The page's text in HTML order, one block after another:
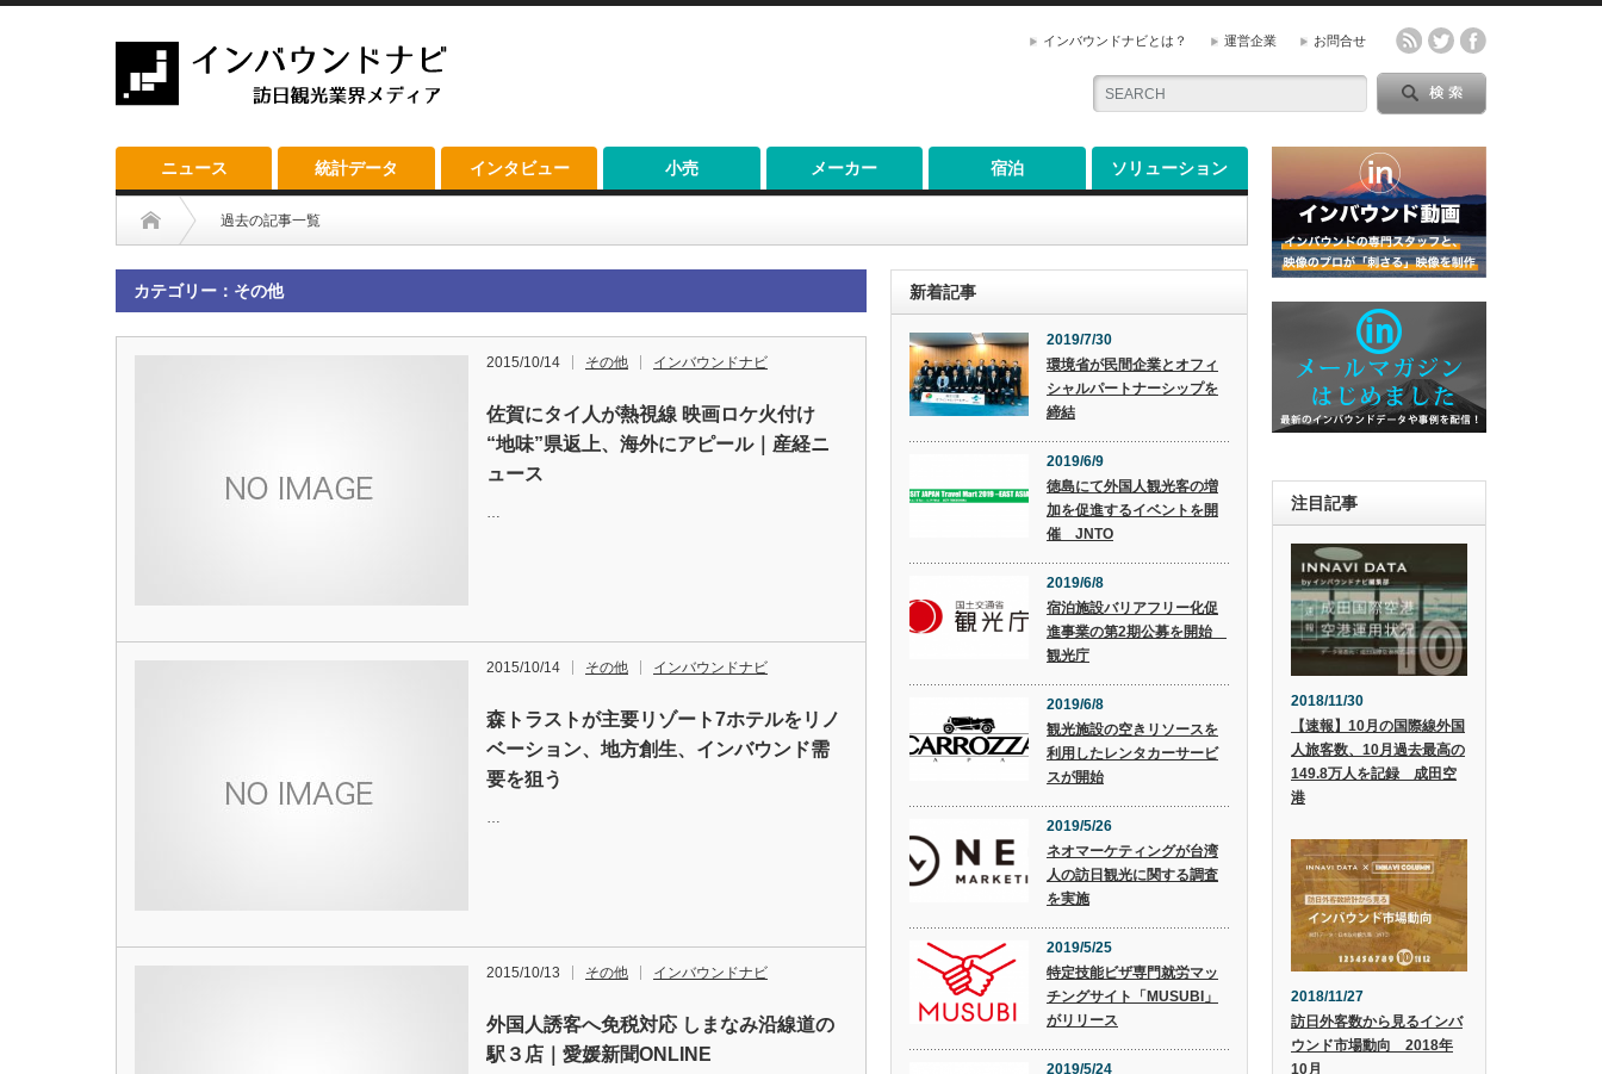
インバウンドナビとは？ 運営企業 お問合せ
ニュース 統計データ インタビュー 小売 メーカー 宿泊 ソリューション
過去の記事一覧
カテゴリー：その他
2015/10/14 その他 インバウンドナビ
佐賀にタイ人が熱視線 映画ロケ火付け
“地味”県返上、海外にアピール｜産経ニ
ュース
…
2015/10/14 その他 インバウンドナビ
森トラストが主要リゾート7ホテルをリノ
ベーション、地方創生、インバウンド需
要を狙う
…
2015/10/13 その他 インバウンドナビ
外国人誘客へ免税対応 しまなみ沿線道の
駅３店｜愛媛新聞ONLINE
新着記事
2019/7/30
環境省が民間企業とオフィ
シャルパートナーシップを
締結
2019/6/9
徳島にて外国人観光客の増
加を促進するイベントを開
催 JNTO
2019/6/8
宿泊施設バリアフリー化促
進事業の第2期公募を開始
観光庁
2019/6/8
観光施設の空きリソースを
利用したレンタカーサービ
スが開始
2019/5/26
ネオマーケティングが台湾
人の訪日観光に関する調査
を実施
2019/5/25
特定技能ビザ専門就労マッ
チングサイト「MUSUBI」
がリリース
2019/5/24
注目記事
2018/11/30
【速報】10月の国際線外国
人旅客数、10月過去最高の
149.8万人を記録 成田空
港
2018/11/27
訪日外客数から見るインバ
ウンド市場動向 2018年
10月